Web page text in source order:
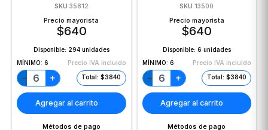
SKU 35812
Precio mayorista
$640
Disponible: 294 unidades
MÍNIMO: 6 Precio IVA incluido
− + Total: $3840
Agregar al carrito
Métodos de pago
SKU 13500
Precio mayorista
$640
Disponible: 6 unidades
MÍNIMO: 6 Precio IVA incluido
− + Total: $3840
Agregar al carrito
Métodos de pago